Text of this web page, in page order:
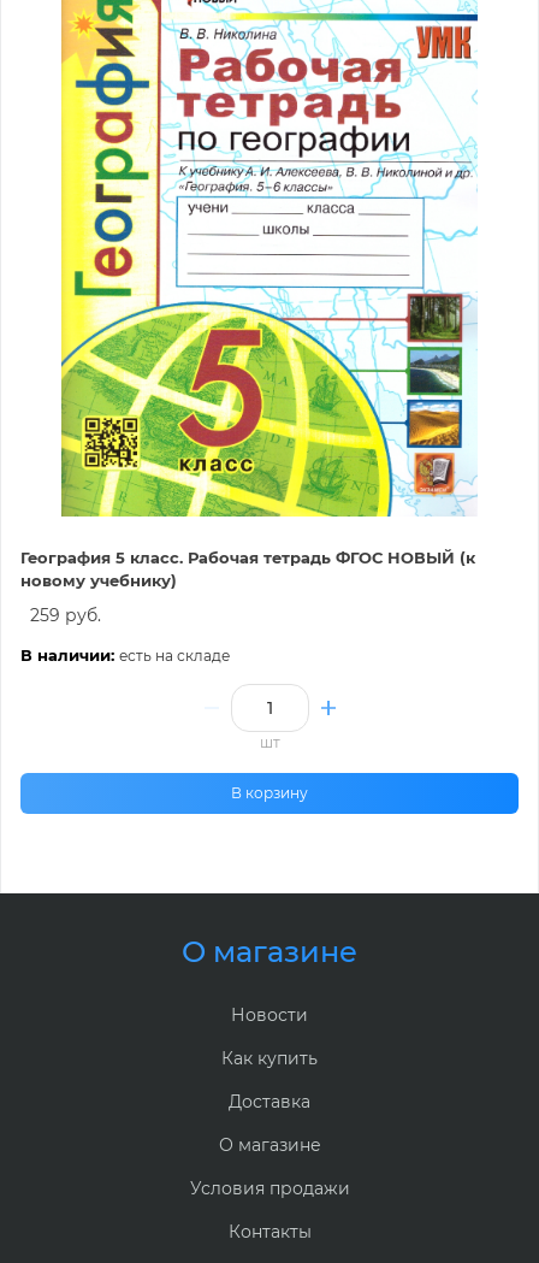
География 5 класс. Рабочая тетрадь ФГОС НОВЫЙ (к
новому учебнику)
259 руб.
В наличии: есть на складе
шт
В корзину
О магазине
Новости
Как купить
Доставка
О магазине
Условия продажи
Контакты